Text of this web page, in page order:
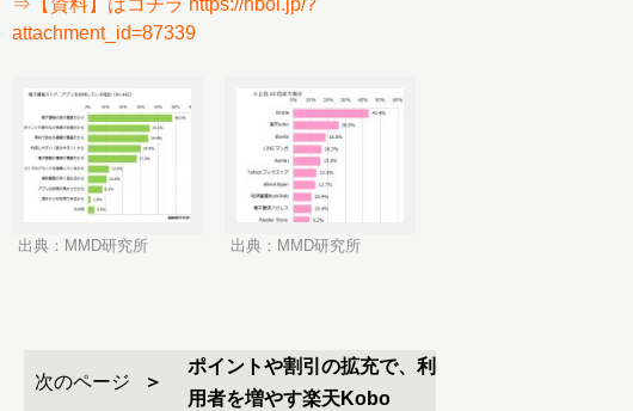
⇒【資料】はコチラ https://hbol.jp/?
attachment_id=87339
出典：MMD研究所 出典：MMD研究所
次のページ
ポイントや割引の拡充で、利
用者を増やす楽天Kobo